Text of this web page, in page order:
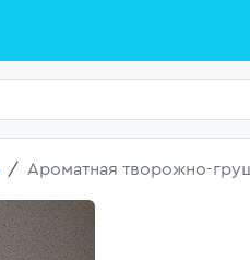
Ароматная творожно-